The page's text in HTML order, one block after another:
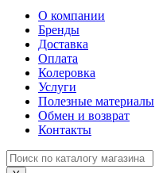
О компании
Бренды
Доставка
Оплата
Колеровка
Услуги
Полезные материалы
Обмен и возврат
Контакты